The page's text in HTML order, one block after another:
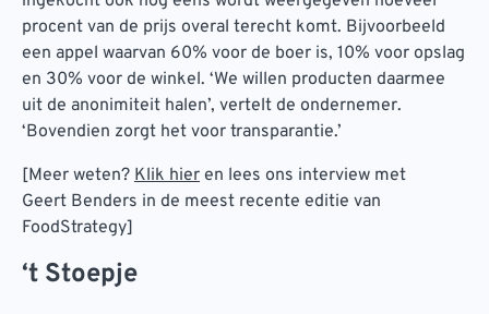
procent van de prijs overal terecht komt. Bijvoorbeeld
een appel waarvan 60% voor de boer is, 10% voor opslag
en 30% voor de winkel. ‘We willen producten daarmee
uit de anonimiteit halen’, vertelt de ondernemer.
‘Bovendien zorgt het voor transparantie.’
[Meer weten? Klik hier en lees ons interview met
Geert Benders in de meest recente editie van
FoodStrategy]
‘t Stoepje